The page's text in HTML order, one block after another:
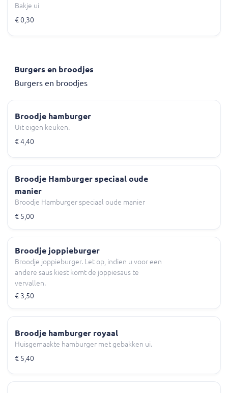
Bakje ui
€ 0,30
Burgers en broodjes
Burgers en broodjes
Broodje hamburger
Uit eigen keuken.
€ 4,40
Broodje Hamburger speciaal oude
manier
Broodje Hamburger speciaal oude manier
€ 5,00
Broodje joppieburger
Broodje joppieburger. Let op, indien u voor een
andere saus kiest komt de joppiesaus te
vervallen.
€ 3,50
Broodje hamburger royaal
Huisgemaakte hamburger met gebakken ui.
€ 5,40